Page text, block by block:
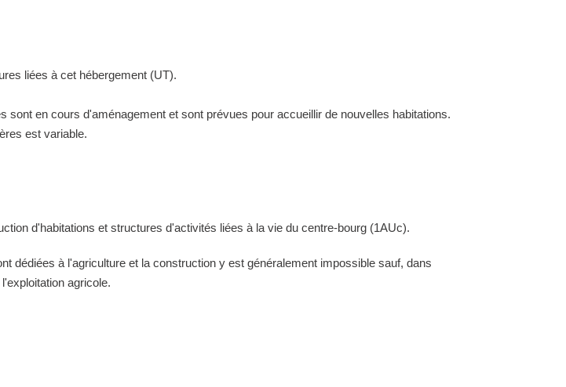
liées à cet hébergement (UT).
sont en cours d'aménagement et sont prévues pour accueillir de nouvelles habitations.
est variable.
d'habitations et structures d'activités liées à la vie du centre-bourg (1AUc).
dédiées à l'agriculture et la construction y est généralement impossible sauf, dans
agricole.